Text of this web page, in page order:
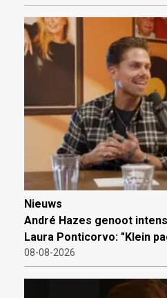
Nieuws
André Hazes genoot
Laura Ponticorvo: "Klein
08-08-2026